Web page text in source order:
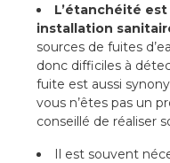
L’étanchéité
installation
sources de fuites
donc difficiles à
fuite est aussi
vous n’êtes pas un
conseillé de réaliser
Il est souvent